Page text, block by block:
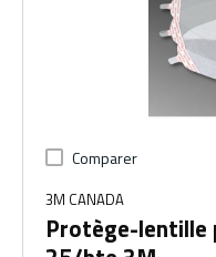
Comparer
3M CANADA
Protège-lentille